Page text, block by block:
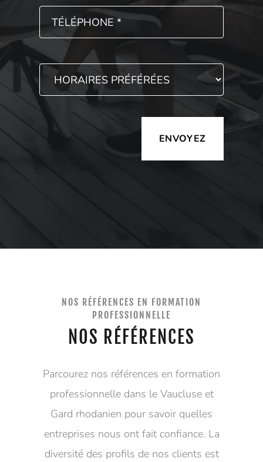
NOS RÉFÉRENCES EN FORMATION
PROFESSIONNELLE
NOS RÉFÉRENCES
Parcourez nos références en formation
professionnelle dans le Vaucluse et
Gard rhodanien pour savoir quelles
entreprises nous ont fait confiance. La
diversité des profils de nos clients est